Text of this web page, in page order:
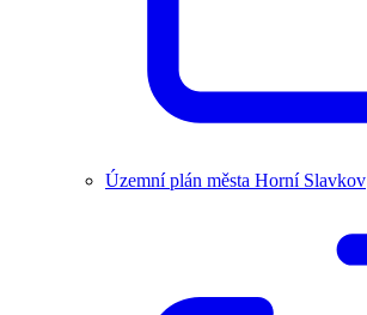
Územní plán města Horní Slavkov